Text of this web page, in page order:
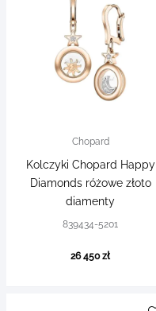
Chopard
Kolczyki Chopard Happy
Diamonds różowe złoto
diamenty
839434-5201
26 450 zł